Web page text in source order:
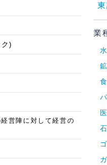
)
営陣に対して経営の
業